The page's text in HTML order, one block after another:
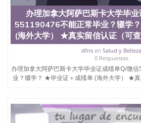
QQ微信551190476国外毕业证外壳
551190476快速代办国外毕业证QQ
速拿到国外文凭QQ微信
QQ微信551190476国外文凭回国认
551190476泰国文凭办理QQ微信
回国证明QQ微信551190476 国外烫
551190476外国文凭在中国有用吗
德国留学回国证明QQ微信
证明QQ微信551190476国外硕士文
外文凭质量QQ微信551190476国外
理QQ微信551190476国外大学文凭
551190476办国外文凭可找工作QQ
办理加拿大阿萨巴斯卡大学毕
551190476不能正常毕业？辍学
(海外大学） ★真实留信认证（可
dfnsen Salud y Belleza
0 Respuestas
办理加拿大阿萨巴斯卡大学毕业证成绩单Q/微
业？辍学？ ★毕业证＋成绩单 (海外大学） ★